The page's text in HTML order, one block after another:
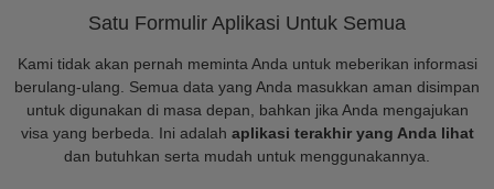
Satu Formulir Aplikasi Untuk Semua
Kami tidak akan pernah meminta Anda untuk meberikan informasi
berulang-ulang. Semua data yang Anda masukkan aman disimpan
untuk digunakan di masa depan, bahkan jika Anda mengajukan
visa yang berbeda. Ini adalah aplikasi terakhir yang Anda lihat
dan butuhkan serta mudah untuk menggunakannya.